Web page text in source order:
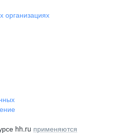
организациях
hh.ru применяются